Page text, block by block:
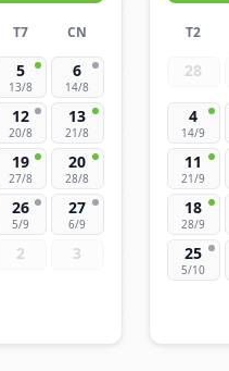
T7 CN
5
13/8
6
14/8
12
20/8
13
21/8
19
27/8
20
28/8
26
5/9
27
6/9
2 3
T2
28
4
14/9
11
21/9
18
28/9
25
5/10